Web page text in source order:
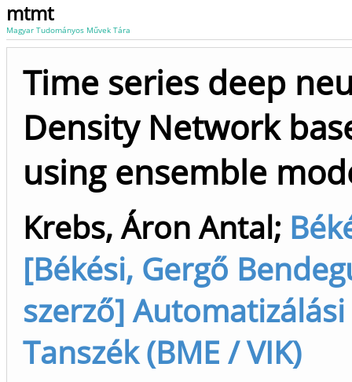
mtmt
Magyar Tudományos Művek Tára
Time series deep
Density Network
using ensemble
Krebs, Áron Antal;
[Békési, Gergő
szerző]
Tanszék (BME / VIK)